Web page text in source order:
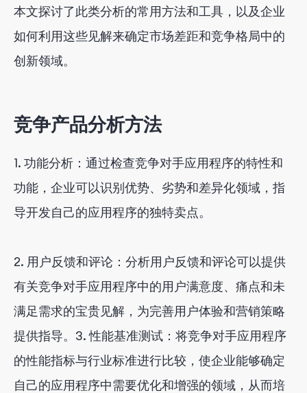
使用方法：
重要考虑因素：
本文探讨了此类分析的常用方法和工具，以及企业
如何利用这些见解来确定市场差距和竞争格局中的
创新领域。
竞争产品分析方法
1. 功能分析：通过检查竞争对手应用程序的特性和
功能，企业可以识别优势、劣势和差异化领域，指
导开发自己的应用程序的独特卖点。
2. 用户反馈和评论：分析用户反馈和评论可以提供
有关竞争对手应用程序中的用户满意度、痛点和未
满足需求的宝贵见解，为完善用户体验和营销策略
提供指导。3. 性能基准测试：将竞争对手应用程序
的性能指标与行业标准进行比较，使企业能够确定
自己的应用程序中需要优化和增强的领域，从而培